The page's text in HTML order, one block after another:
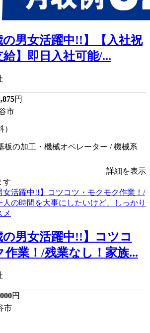
の男女活躍中!!】【入社祝
給】即日入社可能/...
円
市
板の加工・機械オペレーター / 機械系
詳細を表示
す
の男女活躍中!!】コツコ
作業！/残業なし！家族...
円
市